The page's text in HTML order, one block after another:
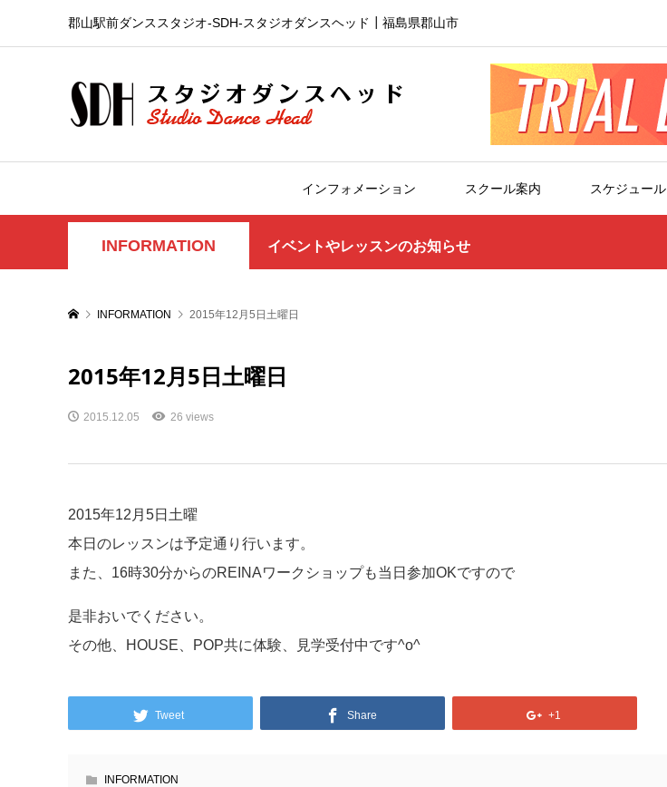
郡山駅前ダンススタジオ-SDH‐スタジオダンスヘッド┃福島県郡山市
インフォメーション スクール案内 スケジュール
INFORMATION イベントやレッスンのお知らせ
INFORMATION 2015年12月5日土曜日
2015年12月5日土曜日
2015.12.05 26 views
2015年12月5日土曜
本日のレッスンは予定通り行います。
また、16時30分からのREINAワークショップも当日参加OKですので
是非おいでください。
その他、HOUSE、POP共に体験、見学受付中です^o^
Tweet Share +1
INFORMATION